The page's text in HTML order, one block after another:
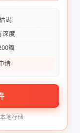
竭
深度
篇
请
地存储